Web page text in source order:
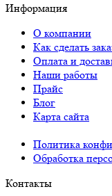
Информация
О компании
Как сделать
Оплата и
Наши работы
Прайс
Блог
Карта сайта
Политика
Обработка
Контакты